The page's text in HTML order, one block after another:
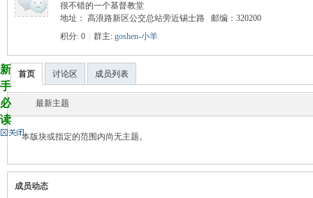
索
› › ›
很不错的一个基督教堂
地址： 高浪路新区公交总站旁近锡士路 邮编：320200
积分: 0
群主: goshen-小羊
首页 讨论区 成员列表
最新主题
本版块或指定的范围内尚无主题。
成员动态
新
手
必
读